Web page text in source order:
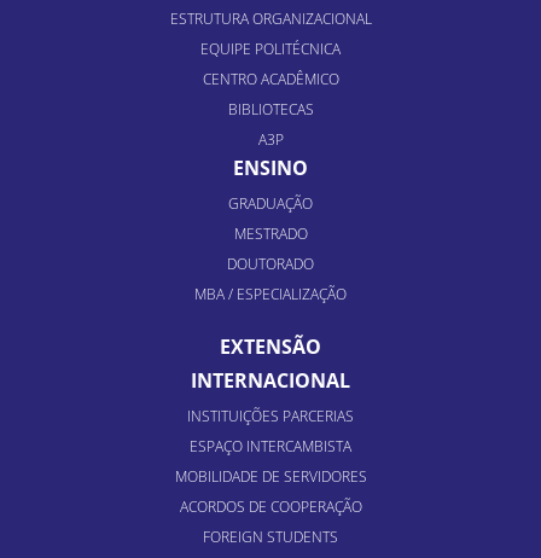
ESTRUTURA ORGANIZACIONAL
EQUIPE POLITÉCNICA
CENTRO ACADÊMICO
BIBLIOTECAS
A3P
ENSINO
GRADUAÇÃO
MESTRADO
DOUTORADO
MBA / ESPECIALIZAÇÃO
EXTENSÃO
INTERNACIONAL
INSTITUIÇÕES PARCERIAS
ESPAÇO INTERCAMBISTA
MOBILIDADE DE SERVIDORES
ACORDOS DE COOPERAÇÃO
FOREIGN STUDENTS